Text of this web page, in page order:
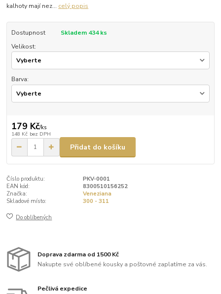
kalhoty mají nez... celý popis
Dostupnost
Skladem 434 ks
Velikost:
Barva:
179 Kč/ks
148 Kč bez DPH
Přidat do košíku
Číslo produktu:
PKV-0001
EAN kód:
8300510156252
Značka:
Veneziana
Skladové místo:
300 - 311
Do oblíbených
Doprava zdarma od 1500 Kč
Nakupte své oblíbené kousky a poštovné zaplatíme za vás.
Pečlivá expedice